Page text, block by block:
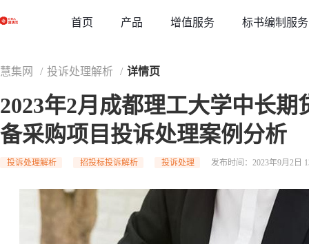
首页 产品 增值服务 标书编制服务
慧集网 / 投诉处理解析 / 详情页
2023年2月成都理工大学中长
备采购项目投诉处理案例分析
投诉处理解析 招投标投诉解析 投诉处理 发布时间：2023年9月2日